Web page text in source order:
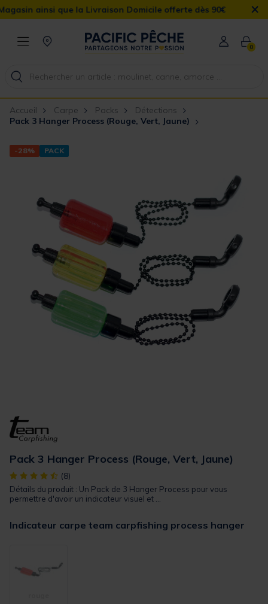
que la Livraison Domicile offerte dès 90€ ×
0
Accueil Carpe Packs
Détections
Pack 3 Hanger Process (Rouge, Vert, Jaune)
-28% PACK
Pack 3 Hanger Process (Rouge, Vert, Jaune)
[object Object] out of 5 Customer Rating
(8)
Détails du produit : Un Pack de 3 Hanger Process pour vous
permettre d'avoir un indicateur visuel et ...
Indicateur carpe team carpfishing process hanger